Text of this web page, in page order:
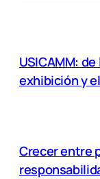
USICAMM:
exhibición y
Crecer entre